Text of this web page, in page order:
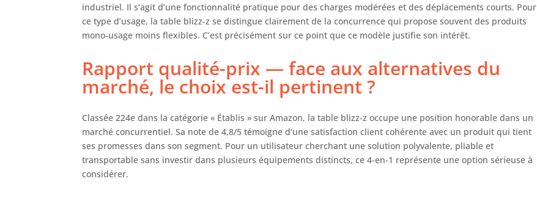
industriel. Il s’agit d’une fonctionnalité pratique pour des charges modérées et des déplacements courts. Pour
ce type d’usage, la table blizz-z se distingue clairement de la concurrence qui propose souvent des produits
mono-usage moins flexibles. C’est précisément sur ce point que ce modèle justifie son intérêt.
Rapport qualité-prix — face aux alternatives du
marché, le choix est-il pertinent ?
Classée 224e dans la catégorie « Établis » sur Amazon, la table blizz-z occupe une position honorable dans un
marché concurrentiel. Sa note de 4,8/5 témoigne d’une satisfaction client cohérente avec un produit qui tient
ses promesses dans son segment. Pour un utilisateur cherchant une solution polyvalente, pliable et
transportable sans investir dans plusieurs équipements distincts, ce 4-en-1 représente une option sérieuse à
considérer.